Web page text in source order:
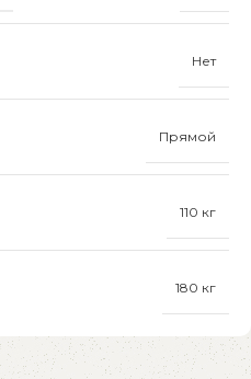
Нет
Прямой
110 кг
180 кг